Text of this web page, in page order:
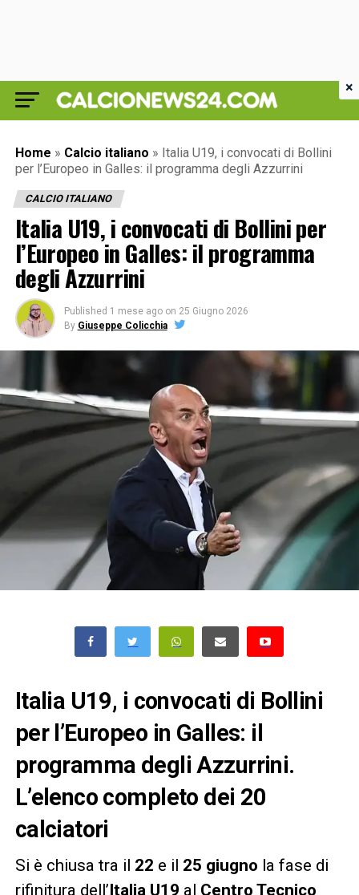
Home » Calcio italiano » Italia U19, i convocati di Bollini
per l’Europeo in Galles: il programma degli Azzurrini
CALCIO ITALIANO
Italia U19, i convocati di Bollini per
l’Europeo in Galles: il programma
degli Azzurrini
Published 1 mese ago on 25 Giugno 2026
By Giuseppe Colicchia
Italia U19, i convocati di Bollini
per l’Europeo in Galles: il
programma degli Azzurrini.
L’elenco completo dei 20
calciatori
Si è chiusa tra il 22 e il 25 giugno la fase di
rifinitura dell’ Italia U19 al Centro Tecnico
×